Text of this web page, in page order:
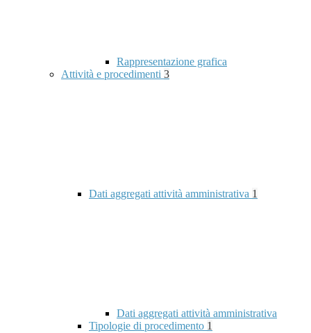
Rappresentazione grafica
Attività e procedimenti 3
Dati aggregati attività amministrativa 1
Dati aggregati attività amministrativa
Tipologie di procedimento 1